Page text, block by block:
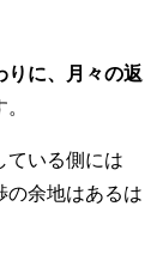
りに、月々の返
ている側には
の余地はあるは